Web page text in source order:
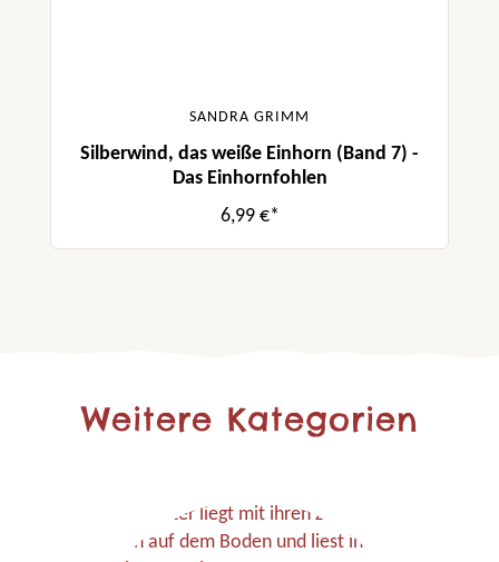
SANDRA GRIMM
Silberwind, das weiße Einhorn (Band 7) -
Das Einhornfohlen
6,99 €*
Weitere Kategorien